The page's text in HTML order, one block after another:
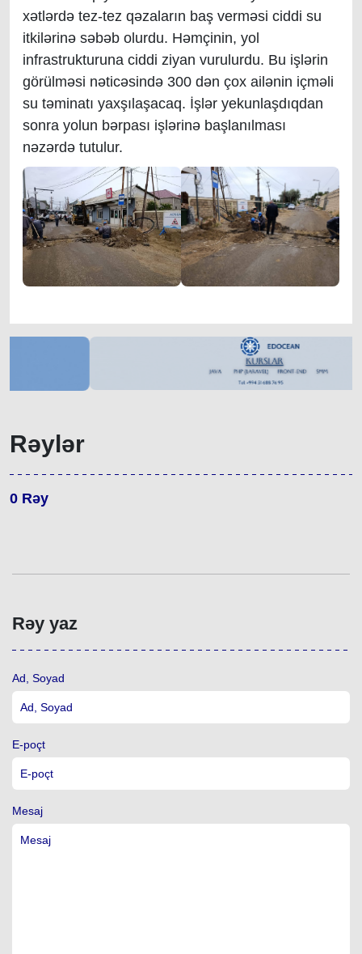
xətlərdə tez-tez qəzaların baş verməsi ciddi su
itkilərinə səbəb olurdu. Həmçinin, yol
infrastrukturuna ciddi ziyan vurulurdu. Bu işlərin
görülməsi nəticəsində 300 dən çox ailənin içməli
su təminatı yaxşılaşacaq. İşlər yekunlaşdıqdan
sonra yolun bərpası işlərinə başlanılması
nəzərdə tutulur.
Rəylər
0 Rəy
Rəy yaz
Ad, Soyad
E-poçt
Mesaj